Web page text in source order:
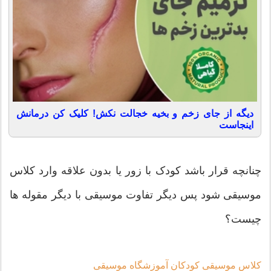
دیگه از جای زخم و بخیه خجالت نکش! کلیک کن درمانش
اینجاست
چنانچه قرار باشد کودک با زور یا بدون علاقه وارد کلاس
موسیقی شود پس دیگر تفاوت موسیقی با دیگر مقوله ها
چیست؟
کلاس موسیقی کودکان آموزشگاه موسیقی